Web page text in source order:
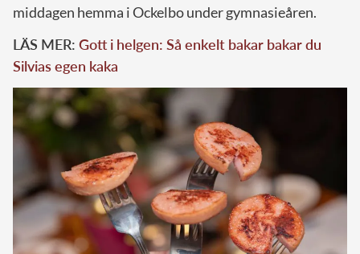
middagen hemma i Ockelbo under gymnasieåren.
LÄS MER: Gott i helgen: Så enkelt bakar bakar du
Silvias egen kaka